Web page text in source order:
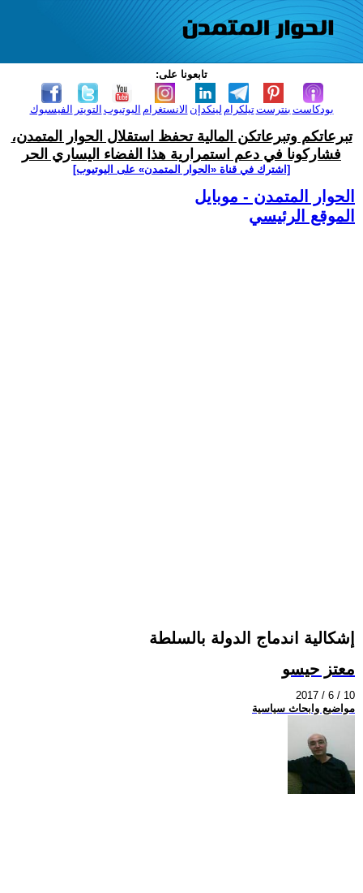
تابعونا على:
الفيسبوك التويتر اليوتيوب الانستغرام لينكدإن تيلكرامبنترست بودكاست
تبرعاتكم وتبرعاتكن المالية تحفظ استقلال الحوار المتمدن،
فشاركونا في دعم استمرارية هذا الفضاء اليساري الحر
[اشترك في قناة ‫«الحوار المتمدن» على اليوتيوب]
الحوار المتمدن - موبايل
الموقع الرئيسي
إشكالية اندماج الدولة بالسلطة
معتز حيسو
2017 / 6 / 10
مواضيع وابحاث سياسية